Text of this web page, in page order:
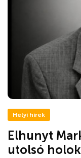
Helyi hírek
Elhunyt
utolsó